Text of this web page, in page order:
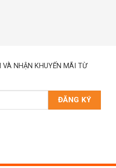
VÀ NHẬN KHUYẾN MÃI TỪ